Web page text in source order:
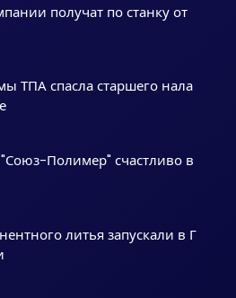
получат по станку от
ТПА спасла старшего нала
Полимер" счастливо в
литья запускали в Г